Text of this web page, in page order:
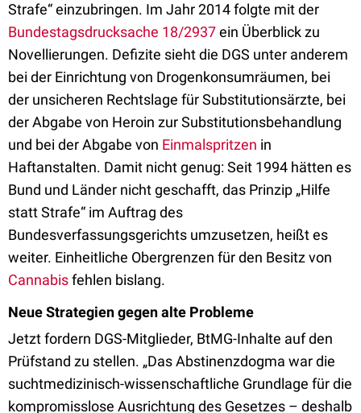
Strafe“ einzubringen. Im Jahr 2014 folgte mit der
Bundestagsdrucksache 18/2937ein Überblick zu
Novellierungen. Defizite sieht die DGS unter anderem
bei der Einrichtung von Drogenkonsumräumen, bei
der unsicheren Rechtslage für Substitutionsärzte, bei
der Abgabe von Heroin zur Substitutionsbehandlung
und bei der Abgabe von Einmalspritzen in
Haftanstalten. Damit nicht genug: Seit 1994 hätten es
Bund und Länder nicht geschafft, das Prinzip „Hilfe
statt Strafe“ im Auftrag des
Bundesverfassungsgerichts umzusetzen, heißt es
weiter. Einheitliche Obergrenzen für den Besitz von
Cannabisfehlen bislang.
Neue Strategien gegen alte Probleme
Jetzt fordern DGS-Mitglieder, BtMG-Inhalte auf den
Prüfstand zu stellen. „Das Abstinenzdogma war die
suchtmedizinisch-wissenschaftliche Grundlage für die
kompromisslose Ausrichtung des Gesetzes – deshalb